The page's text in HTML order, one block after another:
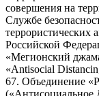
совершения на
Службе
террористических
Российской
«Мегионский
«Antisocial
67. Объединение
(«Антисоциальное